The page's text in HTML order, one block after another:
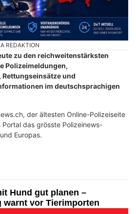
REDAKTION
zu den reichweitenstärksten
Polizeimeldungen,
und
im deutschsprachigen
der ältesten Online-Polizeiseite
das grösste Polizeinews-
Europas.
Hund gut planen –
vor Tierimporten